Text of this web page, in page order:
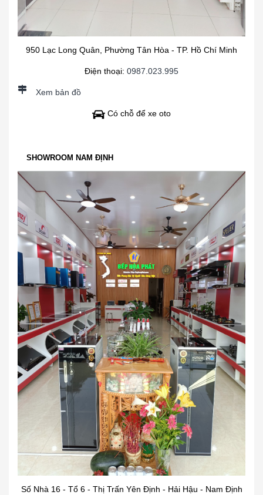
950 Lạc Long Quân, Phường Tân Hòa - TP. Hồ Chí Minh
Điện thoại: 0987.023.995
Xem bản đồ
Có chỗ để xe oto
SHOWROOM NAM ĐỊNH
Số Nhà 16 - Tổ 6 - Thị Trấn Yên Định - Hải Hậu - Nam Định